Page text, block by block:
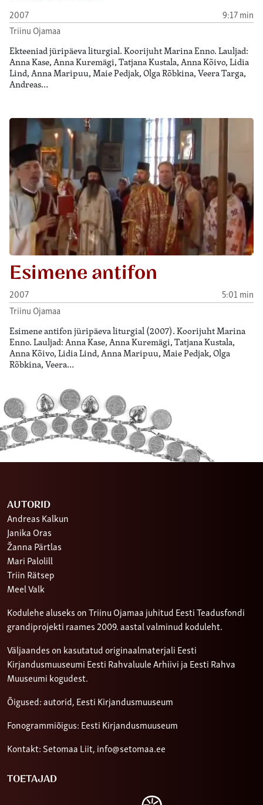
2007
9:17 min
Triinu Ojamaa
Ekteeniad jüripäeva liturgial. Koorijuht Marina Enno. Lauljad:
Anna Kase, Anna Kuremägi, Tatjana Kustala, Anna Kõivo, Lidia
Lind, Anna Maripuu, Maie Pedjak, Olga Rõbkina, Veera Targa,
Andreas…
Esimene antifon
2007
5:01 min
Triinu Ojamaa
Esimene antifon jüripäeva liturgial (2007). Koorijuht Marina
Enno. Lauljad: Anna Kase, Anna Kuremägi, Tatjana Kustala,
Anna Kõivo, Lidia Lind, Anna Maripuu, Maie Pedjak, Olga
Rõbkina, Veera…
AUTORID
Andreas Kalkun
Janika Oras
Žanna Pärtlas
Mari Palolill
Triin Rätsep
Meel Valk
Kodulehe aluseks on Triinu Ojamaa juhitud Eesti Teadusfondi
grandiprojekti raames 2009. aastal valminud koduleht.
Väljaandes on kasutatud originaalmaterjali Eesti
Kirjandusmuuseumi Eesti Rahvaluule Arhiivi ja Eesti Rahva
Muuseumi kogudest.
Õigused: autorid, Eesti Kirjandusmuuseum
Fonogrammiõigus: Eesti Kirjandusmuuseum
Kontakt: Setomaa Liit, info@setomaa.ee
TOETAJAD